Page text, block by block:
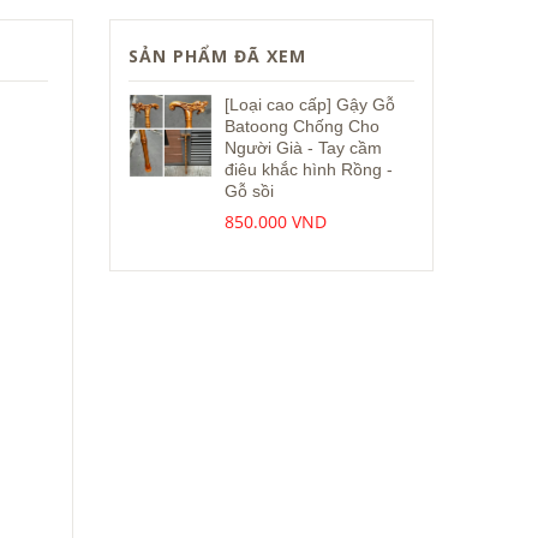
SẢN PHẨM ĐÃ XEM
[Loại cao cấp] Gậy Gỗ
Batoong Chống Cho
Người Già - Tay cầm
điêu khắc hình Rồng -
Gỗ sồi
850.000 VND